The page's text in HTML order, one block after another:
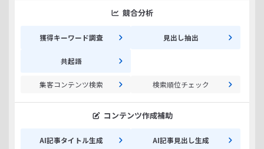
競合分析
獲得キーワード調査 見出し抽出
共起語
集客コンテンツ検索 検索順位チェック
コンテンツ作成補助
AI記事タイトル生成 AI記事見出し生成